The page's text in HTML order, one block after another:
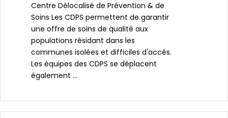
Centre Délocalisé de Prévention & de
Soins Les CDPS permettent de garantir
une offre de soins de qualité aux
populations résidant dans les
communes isolées et difficiles d'accès.
Les équipes des CDPS se déplacent
également ...